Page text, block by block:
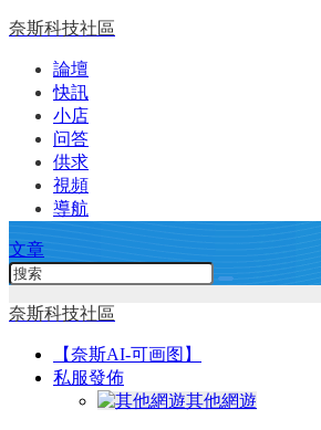
奈斯科技社區
論壇
快訊
小店
问答
供求
視頻
導航
文章
奈斯科技社區
【奈斯AI-可画图】
私服發佈
其他網遊